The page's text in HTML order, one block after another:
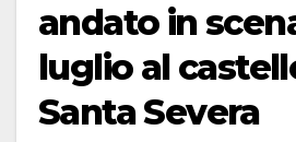
andato in
luglio al
Santa Severa